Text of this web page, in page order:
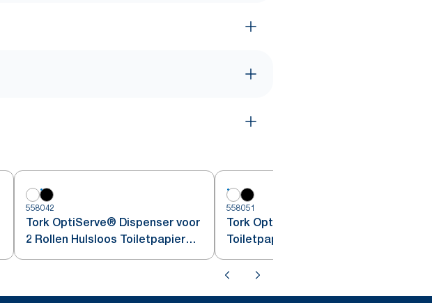
558042
Tork OptiServe® Dispenser voor
2 Rollen Hulsloos Toiletpapier
Zwart T7
558051
Tork OptiServe® Hulsloos 4-rol
Toiletpapier Dispenser